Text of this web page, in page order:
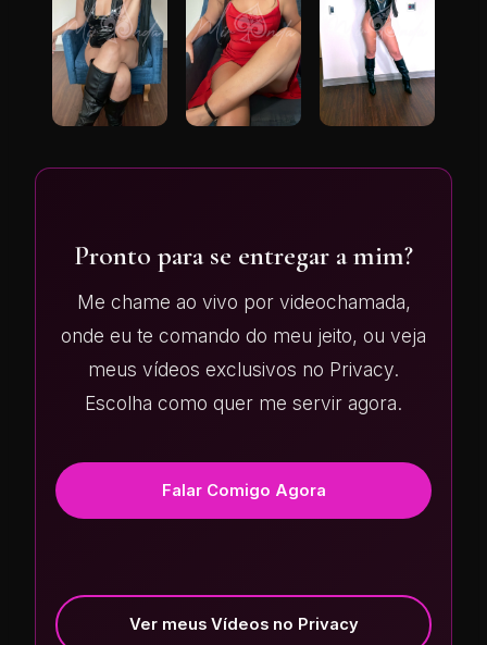
Pronto para se entregar a mim?
Me chame ao vivo por videochamada,
onde eu te comando do meu jeito, ou veja
meus vídeos exclusivos no Privacy.
Escolha como quer me servir agora.
Falar Comigo Agora
Ver meus Vídeos no Privacy